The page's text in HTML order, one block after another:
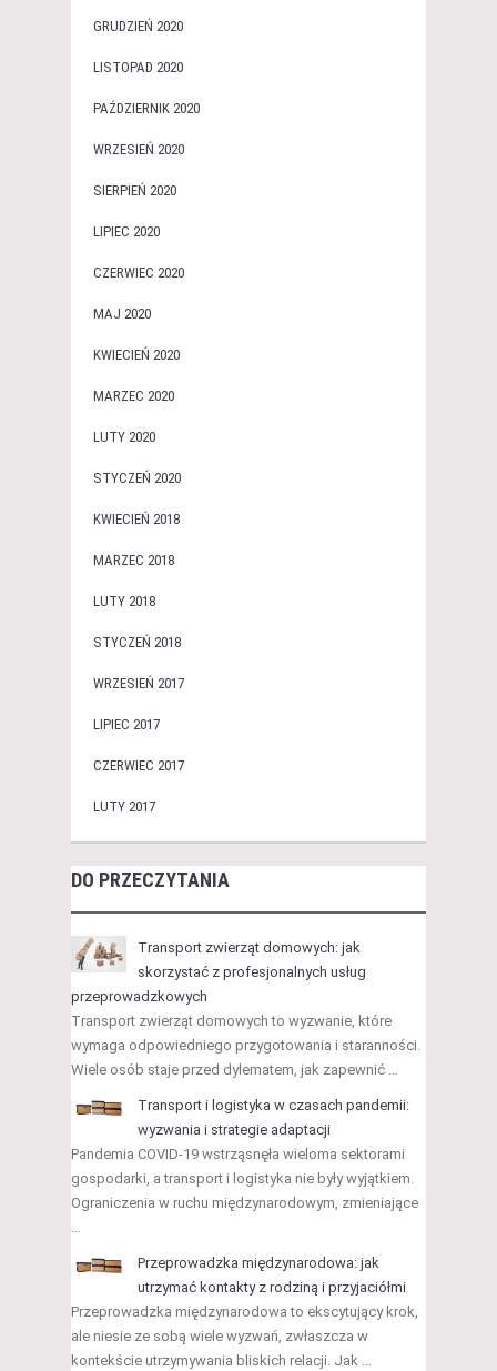
GRUDZIEŃ 2020
LISTOPAD 2020
PAŹDZIERNIK 2020
WRZESIEŃ 2020
SIERPIEŃ 2020
LIPIEC 2020
CZERWIEC 2020
MAJ 2020
KWIECIEŃ 2020
MARZEC 2020
LUTY 2020
STYCZEŃ 2020
KWIECIEŃ 2018
MARZEC 2018
LUTY 2018
STYCZEŃ 2018
WRZESIEŃ 2017
LIPIEC 2017
CZERWIEC 2017
LUTY 2017
DO PRZECZYTANIA
Transport zwierząt domowych: jak
skorzystać z profesjonalnych usług
przeprowadzkowych
Transport zwierząt domowych to wyzwanie, które
wymaga odpowiedniego przygotowania i staranności.
Wiele osób staje przed dylematem, jak zapewnić …
Transport i logistyka w czasach pandemii:
wyzwania i strategie adaptacji
Pandemia COVID-19 wstrząsnęła wieloma sektorami
gospodarki, a transport i logistyka nie były wyjątkiem.
Ograniczenia w ruchu międzynarodowym, zmieniające
Przeprowadzka międzynarodowa: jak
utrzymać kontakty z rodziną i przyjaciółmi
Przeprowadzka międzynarodowa to ekscytujący krok,
ale niesie ze sobą wiele wyzwań, zwłaszcza w
kontekście utrzymywania bliskich relacji. Jak …